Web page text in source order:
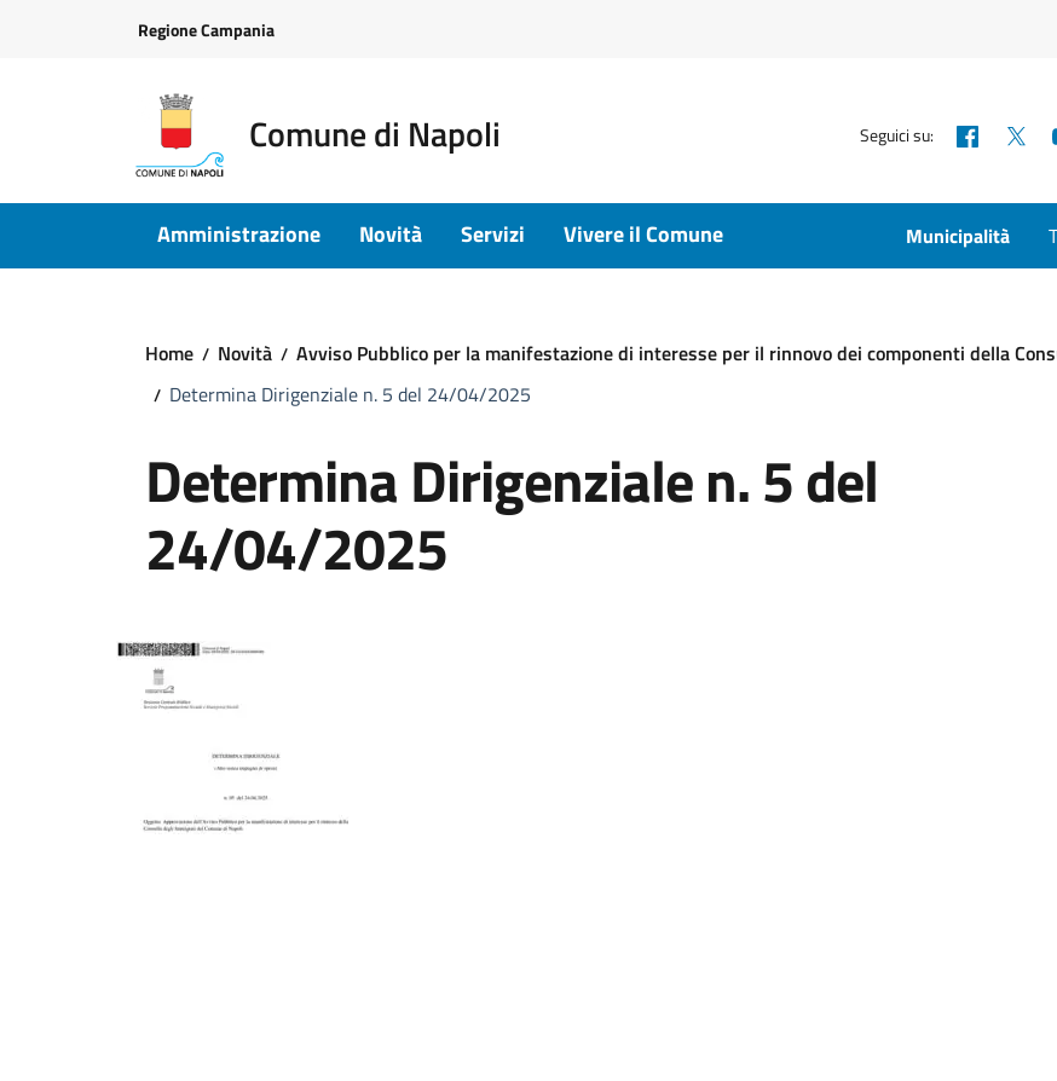
Regione Campania
Comune di Napoli Seguici su:
Amministrazione Novità Servizi Vivere il Comune Municipalità
Home Novità
Avviso Pubblico per la manifestazione di interesse per il rinnovo dei componenti della
Determina Dirigenziale n. 5 del 24/04/2025
Determina Dirigenziale n. 5 del
24/04/2025